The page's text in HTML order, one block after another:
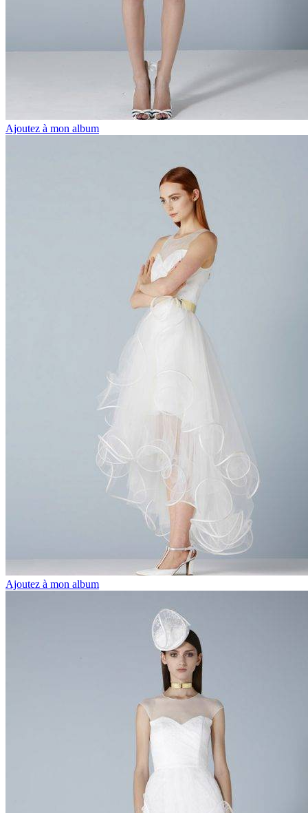
Ajoutez à mon album
Ajoutez à mon album